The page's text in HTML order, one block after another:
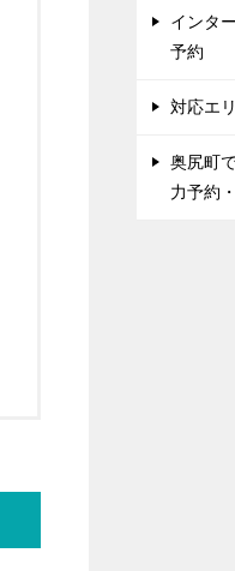
インタ
予約
対応エ
奥尻町
力予約